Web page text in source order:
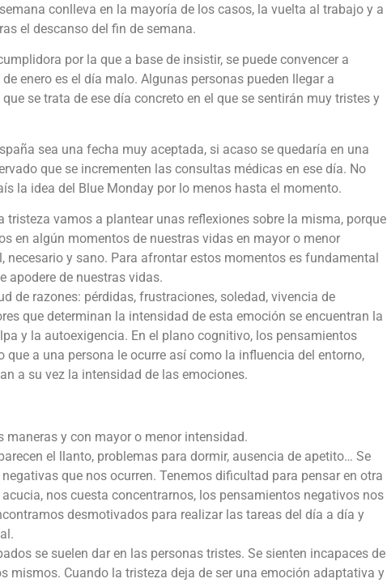
conlleva en la mayoría de los casos, la vuelta al trabajo y a
el descanso del fin de semana.
por la que a base de insistir, se puede convencer a
enero es el día malo. Algunas personas pueden llegar a
se trata de ese día concreto en el que se sentirán muy tristes y
sea una fecha muy aceptada, si acaso se quedaría en una
que se incrementen las consultas médicas en ese día. No
la idea del Blue Monday por lo menos hasta el momento.
tristeza vamos a plantear unas reflexiones sobre la misma, porque
en algún momentos de nuestras vidas en mayor o menor
necesario y sano. Para afrontar estos momentos es fundamental
apodere de nuestras vidas.
de razones: pérdidas, frustraciones, soledad, vivencia de
que determinan la intensidad de esta emoción se encuentran la
y la autoexigencia. En el plano cognitivo, los pensamientos
a una persona le ocurre así como la influencia del entorno,
a su vez la intensidad de las emociones.
y con mayor o menor intensidad.
el llanto, problemas para dormir, ausencia de apetito… Se
que nos ocurren. Tenemos dificultad para pensar en otra
nos cuesta concentrarnos, los pensamientos negativos nos
desmotivados para realizar las tareas del día a día y
se suelen dar en las personas tristes. Se sienten incapaces de
mismos. Cuando la tristeza deja de ser una emoción adaptativa y